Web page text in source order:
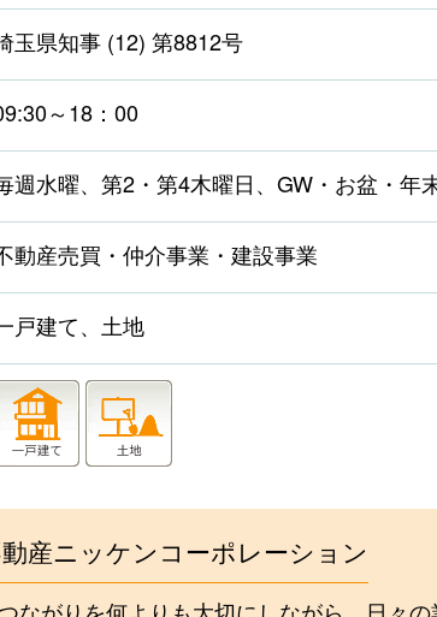
玉県知事 (12) 第8812号
～18：00
週水曜、第2・第4木曜日、GW・お盆・年
動産売買・仲介事業・建設事業
戸建て、土地
産ニッケンコーポレーション